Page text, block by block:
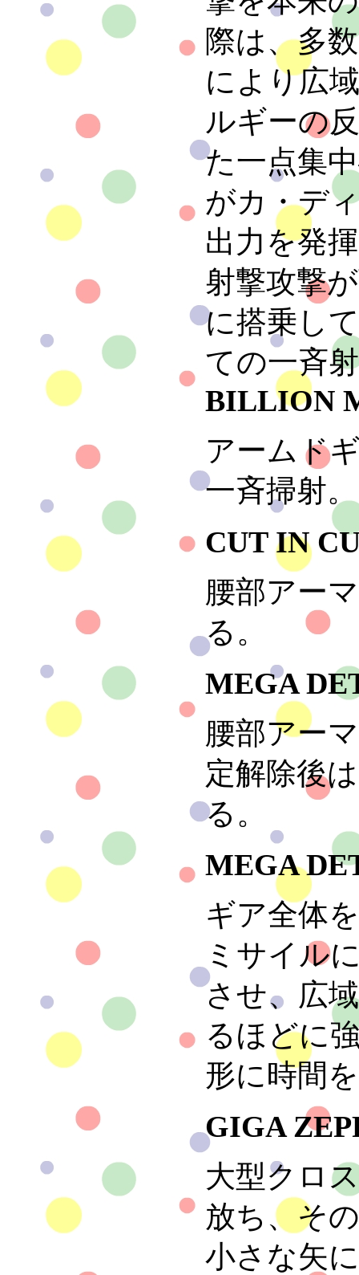
際は、多
により広
ルギーの
た一点集
がカ・デ
出力を発
射撃攻撃
に搭乗し
ての一斉
BILLION
アームド
一斉掃射。
CUT IN
腰部アー
る。
MEGA
腰部アー
定解除後
る。
MEGA
ギア全体
ミサイル
させ、広
るほどに
形に時間
GIGA
大型クロ
放ち、そ
小さな矢